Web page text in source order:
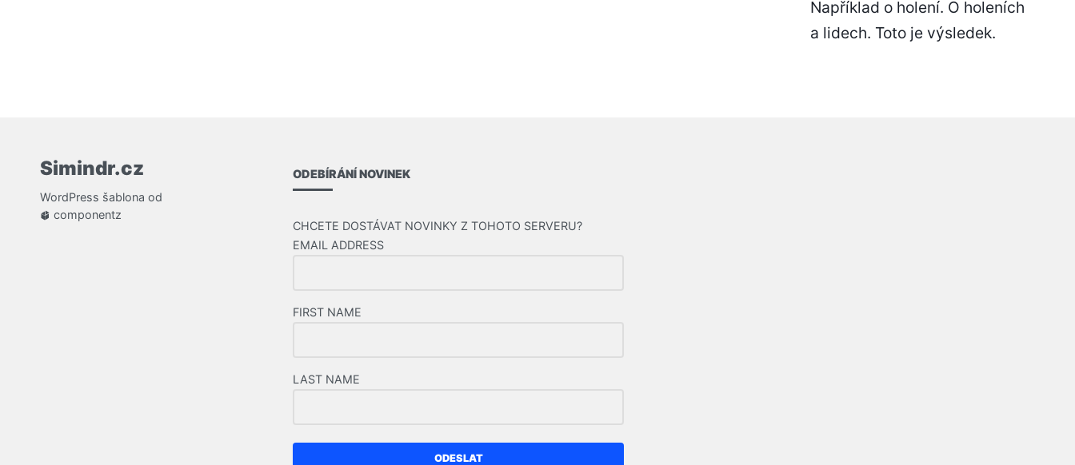
POROSTU
Například o holení. O holeních
a lidech. Toto je výsledek.
Simindr.cz
WordPress šablona od
componentz
ODEBÍRÁNÍ NOVINEK
CHCETE DOSTÁVAT NOVINKY Z TOHOTO SERVERU?
EMAIL ADDRESS
FIRST NAME
LAST NAME
ODESLAT